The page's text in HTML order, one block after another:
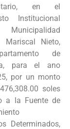
en el
Institucional
Mariscal Nieto,
de
para el ano
por un monto
soles
a la Fuente de
Determinados,